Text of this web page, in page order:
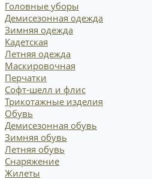
Головные уборы
Демисезонная одежда
Зимняя одежда
Кадетская
Летняя одежда
Маскировочная
Перчатки
Софт-шелл и флис
Трикотажные изделия
Обувь
Демисезонная обувь
Зимняя обувь
Летняя обувь
Снаряжение
Жилеты